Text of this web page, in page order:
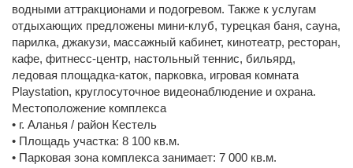
водными аттракционами и подогревом. Также к услугам
отдыхающих предложены мини-клуб, турецкая баня, сауна,
парилка, джакузи, массажный кабинет, кинотеатр, ресторан,
кафе, фитнесс-центр, настольный теннис, бильярд,
ледовая площадка-каток, парковка, игровая комната
Playstation, круглосуточное видеонаблюдение и охрана.
Местоположение комплекса
• г. Аланья / район Кестель
• Площадь участка: 8 100 кв.м.
• Парковая зона комплекса занимает: 7 000 кв.м.